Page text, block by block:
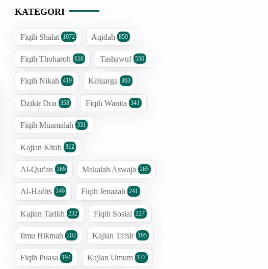
KATEGORI
Fiqih Shalat 1072 Aqidah 859
Fiqih Thoharoh 616 Tashawuf 556
Fiqih Nikah 419 Keluarga 363
Dzikir Doa 358 Fiqih Wanita 341
Fiqih Muamalah 331
Kajian Kitab 312
Al-Qur'an 269 Makalah Aswaja 265
Al-Hadits 249 Fiqih Jenazah 241
Kajian Tarikh 232 Fiqih Sosial 227
Ilmu Hikmah 202 Kajian Tafsir 195
Fiqih Puasa 194 Kajian Umum 177